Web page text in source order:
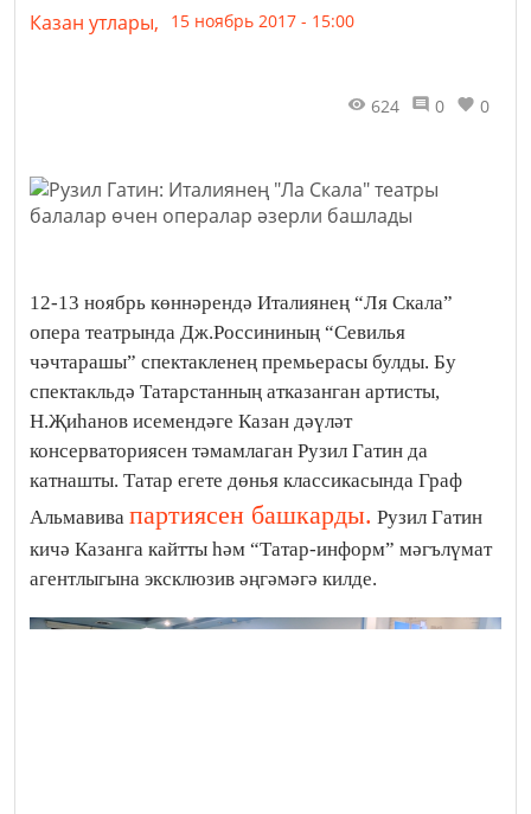
Казан утлары, 15 ноябрь 2017 - 15:00
624 0 0
12-13 ноябрь көннәрендә Италиянең “Ля Скала”
опера театрында Дж.Россининың “Севилья
чәчтарашы” спектакленең премьерасы булды. Бу
спектакльдә Татарстанның атказанган артисты,
Н.Җиһанов исемендәге Казан дәүләт
консерваториясен тәмамлаган Рузил Гатин да
катнашты. Татар егете дөнья классикасында Граф
Альмавива партиясен башкарды. Рузил Гатин
кичә Казанга кайтты һәм “Татар-информ” мәгълүмат
агентлыгына эксклюзив әңгәмәгә килде.